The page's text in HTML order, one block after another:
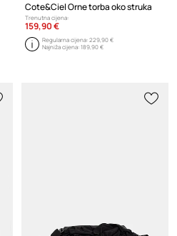
Cote&Ciel Orne torba oko struka
Trenutna cijena:
159,90 €
Regularna cijena:229,90 €
Najniža cijena:189,90 €